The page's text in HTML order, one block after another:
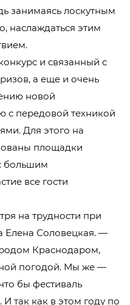
занимаясь лоскутным
наслаждаться этим
и связанный с
а еще и очень
новой
передовой техникой
Для этого на
площадки
большим
все гости
на трудности при
Елена Соловецкая. —
Краснодаром,
погодой. Мы же —
бы фестиваль
так как в этом году по